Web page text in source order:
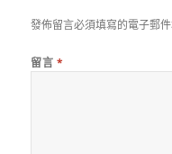
發佈留言必須填寫的電子郵
留言 *